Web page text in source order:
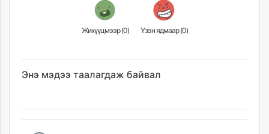
Жихүүцмээр (0) Үзэн ядмаар (0)
Энэ мэдээ таалагдаж байвал